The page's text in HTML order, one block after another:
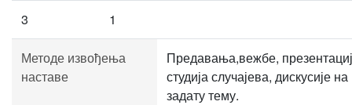
3 1
Методе извођења
наставе
Предавања,вежбе,
студија случајева, дискусије на
задату тему.